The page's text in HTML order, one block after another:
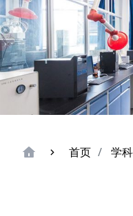
首页 学